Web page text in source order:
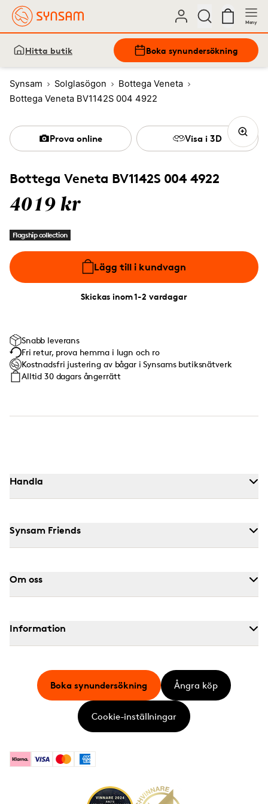
Meny
Hitta butik Boka synundersökning
Synsam Solglasögon
Bottega Veneta
Bottega Veneta BV1142S 004 4922
Bottega Veneta BV1142S 004 4922
4019 kr
Flagship collection
Lägg till i kundvagn
Skickas inom 1-2 vardagar
Prova online Visa i 3D
Snabb leverans
Fri retur, prova hemma i lugn och ro
Kostnadsfri justering av bågar i Synsams butiksnätverk
Alltid 30 dagars ångerrätt
Handla
Synsam Friends
Om oss
Information
KlarnaVisa MastercardAmerican Express
Boka synundersökning Ångra köp
Cookie-inställningar